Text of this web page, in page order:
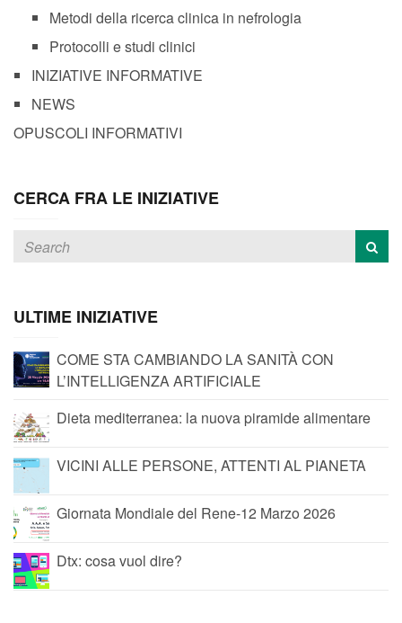
Metodi della ricerca clinica in nefrologia
Protocolli e studi clinici
INIZIATIVE INFORMATIVE
NEWS
OPUSCOLI INFORMATIVI
CERCA FRA LE INIZIATIVE
ULTIME INIZIATIVE
COME STA CAMBIANDO LA SANITÀ CON
L’INTELLIGENZA ARTIFICIALE
Dieta mediterranea: la nuova piramide alimentare
VICINI ALLE PERSONE, ATTENTI AL PIANETA
Giornata Mondiale del Rene-12 Marzo 2026
Dtx: cosa vuol dire?